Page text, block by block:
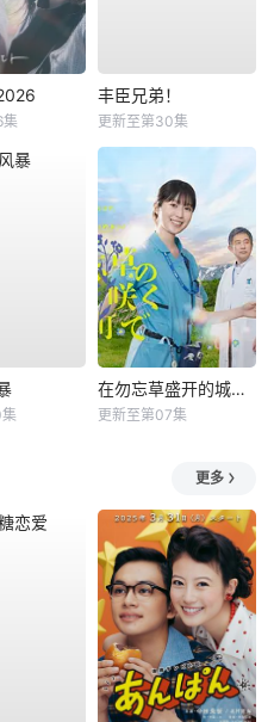
丰臣兄弟！
更新至第30集
在勿忘草盛开的城镇 ～安昙野诊疗记～
更新至第07集
更多